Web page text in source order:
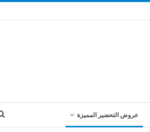
عروض التحضير المميزة